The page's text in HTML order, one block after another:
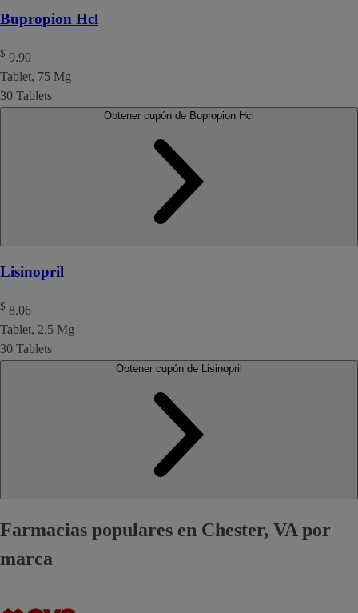
Bupropion Hcl
$ 9.90
Tablet, 75 Mg
30 Tablets
Lisinopril
$ 8.06
Tablet, 2.5 Mg
30 Tablets
Farmacias populares en Chester, VA por
marca